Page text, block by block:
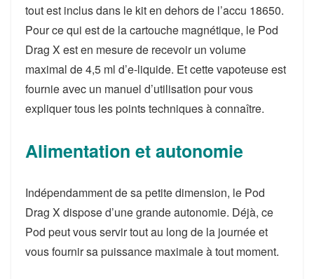
tout est inclus dans le kit en dehors de l’accu 18650.
Pour ce qui est de la cartouche magnétique, le Pod
Drag X est en mesure de recevoir un volume
maximal de 4,5 ml d’e-liquide. Et cette vapoteuse est
fournie avec un manuel d’utilisation pour vous
expliquer tous les points techniques à connaître.
Alimentation et autonomie
Indépendamment de sa petite dimension, le Pod
Drag X dispose d’une grande autonomie. Déjà, ce
Pod peut vous servir tout au long de la journée et
vous fournir sa puissance maximale à tout moment.